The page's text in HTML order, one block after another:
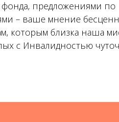
предложениями по
– ваше мнение
которым близка наша
с Инвалидностью